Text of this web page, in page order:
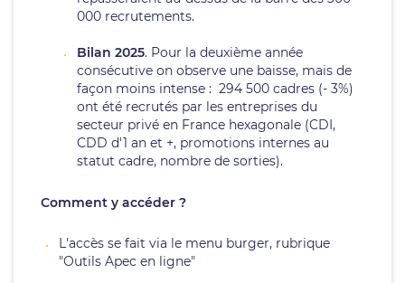
000 recrutements.
Bilan 2025. Pour la deuxième année
consécutive on observe une baisse, mais de
façon moins intense : 294 500 cadres (- 3%)
ont été recrutés par les entreprises du
secteur privé en France hexagonale (CDI,
CDD d'1 an et +, promotions internes au
statut cadre, nombre de sorties).
Comment y accéder ?
L'accès se fait via le menu burger, rubrique
"Outils Apec en ligne"